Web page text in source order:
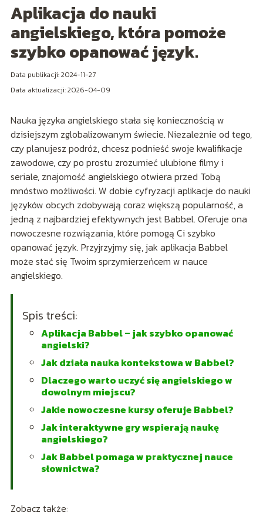
Aplikacja do nauki
angielskiego, która pomoże
szybko opanować język.
Data publikacji: 2024-11-27
Data aktualizacji: 2026-04-09
Nauka języka angielskiego stała się koniecznością w
dzisiejszym zglobalizowanym świecie. Niezależnie od tego,
czy planujesz podróż, chcesz podnieść swoje kwalifikacje
zawodowe, czy po prostu zrozumieć ulubione filmy i
seriale, znajomość angielskiego otwiera przed Tobą
mnóstwo możliwości. W dobie cyfryzacji aplikacje do nauki
języków obcych zdobywają coraz większą popularność, a
jedną z najbardziej efektywnych jest Babbel. Oferuje ona
nowoczesne rozwiązania, które pomogą Ci szybko
opanować język. Przyjrzyjmy się, jak aplikacja Babbel
może stać się Twoim sprzymierzeńcem w nauce
angielskiego.
Spis treści:
Aplikacja Babbel – jak szybko opanować
angielski?
Jak działa nauka kontekstowa w Babbel?
Dlaczego warto uczyć się angielskiego w
dowolnym miejscu?
Jakie nowoczesne kursy oferuje Babbel?
Jak interaktywne gry wspierają naukę
angielskiego?
Jak Babbel pomaga w praktycznej nauce
słownictwa?
Zobacz także: